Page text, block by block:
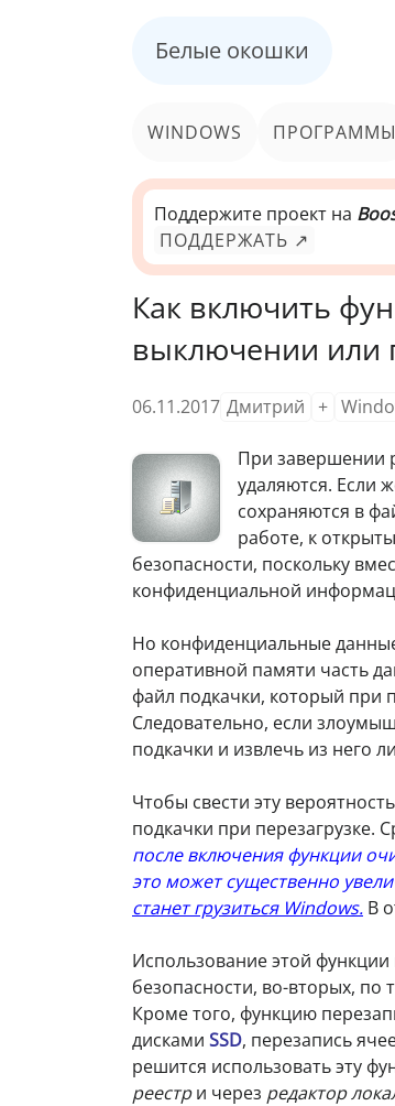
Белые окошки
WINDOWS ПРОГРАММЫ
Поддержите проект на
ПОДДЕРЖАТЬ ↗
Как включить
выключении или
06.11.2017 Дмитрий +
При завершении
удаляются. Если
сохраняются в
работе, к
безопасности, поскольку
конфиденциальной
Но конфиденциальные
оперативной памяти часть
файл подкачки, который
Следовательно, если
подкачки и извлечь из него
Чтобы свести эту
подкачки при перезагрузке.
после включения функции
это может существенно
станет грузиться Windows. В
Использование этой
безопасности, во-вторых, по
Кроме того, функцию
дисками SSD, перезапись
решится использовать эту
реестри через редактор